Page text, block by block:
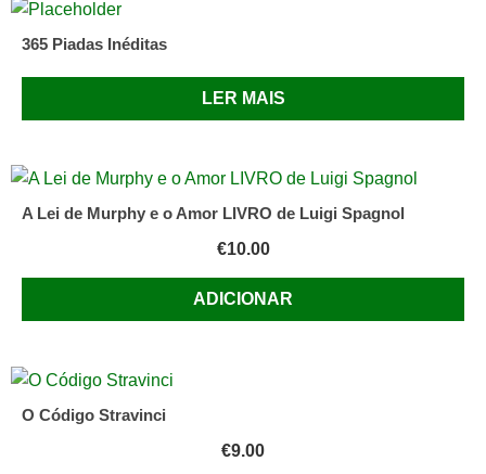
365 Piadas Inéditas
LER MAIS
A Lei de Murphy e o Amor LIVRO de Luigi Spagnol
€10.00
ADICIONAR
O Código Stravinci
€9.00